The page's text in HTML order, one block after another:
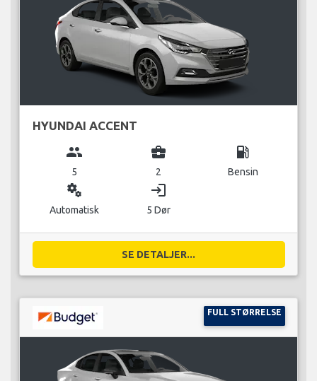
HYUNDAI ACCENT
group
5
business_center
2
local_gas_station
Bensin
miscellaneous_services
Automatisk
login
5 Dør
SE DETALJER...
FULL STØRRELSE